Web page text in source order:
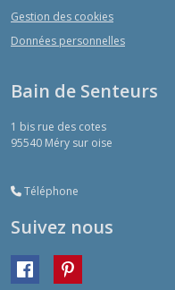
Gestion des cookies
Données personnelles
Bain de Senteurs
1 bis rue des cotes
95540 Méry sur oise
Téléphone
Suivez nous